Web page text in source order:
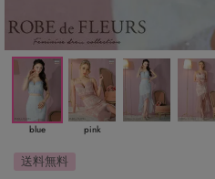
blue pink
送料無料